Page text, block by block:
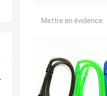
Mettre en évidence: